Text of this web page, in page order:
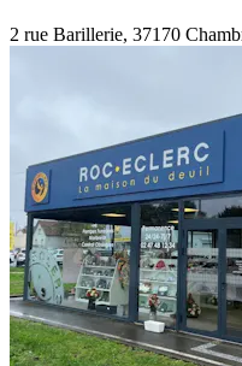
2 rue Barillerie, 37170